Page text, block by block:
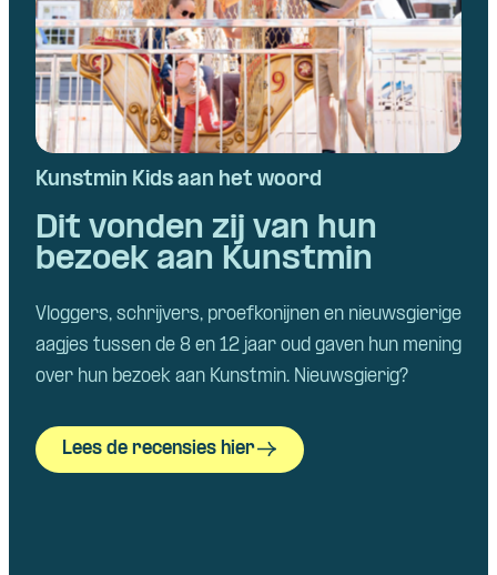
Kunstmin Kids aan het woord
Dit vonden zij van hun
bezoek aan Kunstmin
Vloggers, schrijvers, proefkonijnen en nieuwsgierige
aagjes tussen de 8 en 12 jaar oud gaven hun mening
over hun bezoek aan Kunstmin. Nieuwsgierig?
Lees de recensies hier